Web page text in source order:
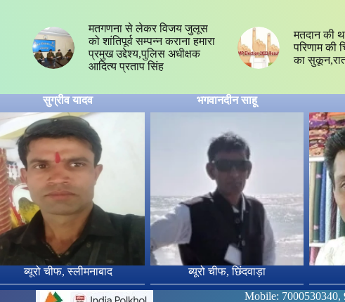
मतगणना से लेकर विजय जुलूस
को शांतिपूर्व सम्पन्न कराना हमारा
प्रमुख उद्देश्य,पुलिस अधीक्षक
आदित्य प्रताप सिंह
मतदान की
परिणाम की
का
सुग्रीव यादव
ब्यूरो चीफ, स्लीमनाबाद
भगवानदीन साहू
ब्यूरो चीफ, छिंदवाड़ा
Mobile: 7000530340,